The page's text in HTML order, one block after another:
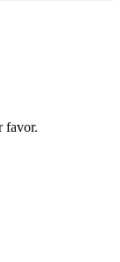
favor.